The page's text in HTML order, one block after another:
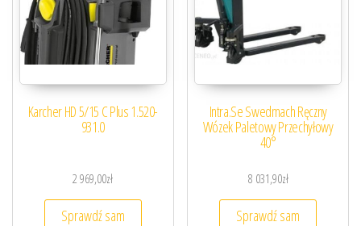
Karcher HD 5/15 C Plus 1.520-
931.0
2 969,00zł
Sprawdź sam
Intra.Se Swedmach Ręczny
Wózek Paletowy Przechyłowy
40°
8 031,90zł
Sprawdź sam